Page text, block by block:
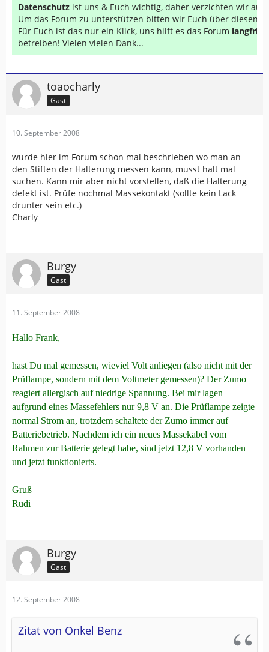
Datenschutz ist uns & Euch wichtig, daher verzichten wir auf
Um das Forum zu unterstützen bitten wir Euch über diesen
Für Euch ist das nur ein Klick, uns hilft es das Forum
betreiben! Vielen vielen Dank...
toaocharly
Gast
10. September 2008
wurde hier im Forum schon mal beschrieben wo man an
den Stiften der Halterung messen kann, musst halt mal
suchen. Kann mir aber nicht vorstellen, daß die Halterung
defekt ist. Prüfe nochmal Massekontakt (sollte kein Lack
drunter sein etc.)
Charly
Burgy
Gast
11. September 2008
Hallo Frank,
hast Du mal gemessen, wieviel Volt anliegen (also nicht mit der
Prüflampe, sondern mit dem Voltmeter gemessen)? Der Zumo
reagiert allergisch auf niedrige Spannung. Bei mir lagen
aufgrund eines Massefehlers nur 9,8 V an. Die Prüflampe zeigte
normal Strom an, trotzdem schaltete der Zumo immer auf
Batteriebetrieb. Nachdem ich ein neues Massekabel vom
Rahmen zur Batterie gelegt habe, sind jetzt 12,8 V vorhanden
und jetzt funktionierts.
Gruß
Rudi
Burgy
Gast
12. September 2008
Zitat von Onkel Benz